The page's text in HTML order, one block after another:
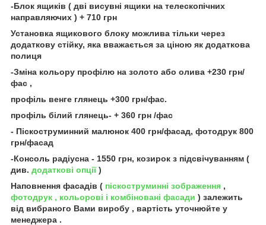
-Блок ящиків ( дві висувні ящики на телескопічних
направляючих ) + 710 грн
Установка ящикового блоку можлива тільки через
додаткову стійку, яка вважається за ціною як додаткова
полиця
-Зміна кольору профілю на золото або олива +230 грн/
фас ,
профіль венге глянець +300 грн/фас.
профіль білий глянець- + 360 грн /фас
- Піскоструминний малюнок 400 грн/фасад, фотодрук 800
грн/фасад
-Консоль радіусна - 1550 грн, козирок з підсвічуванням (
див. додаткові опції)
Наповнення фасадів ( піскоструминні зображення ,
фотодрук , кольорові і комбіновані фасади ) залежить
від вибраного Вами виробу , вартість уточнюйте у
менеджера .